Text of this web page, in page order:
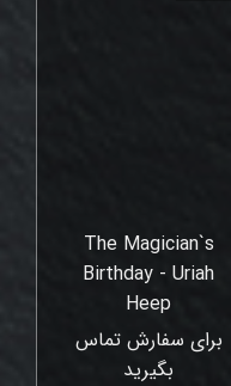
The Magician`s
Birthday - Uriah
Heep
برای سفارش تماس
بگیرید